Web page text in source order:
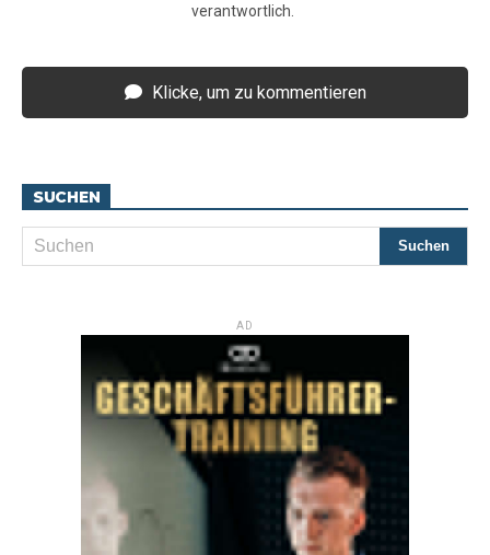
verantwortlich.
Klicke, um zu kommentieren
SUCHEN
AD